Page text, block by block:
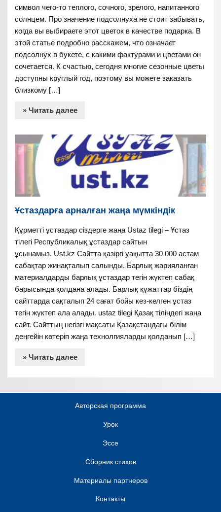
символ чего-то теплого, сочного, зрелого, напитанного
солнцем. Про значение подсолнуха не стоит забывать,
когда вы выбираете этот цветок в качестве подарка. В
этой статье подробно расскажем, что означает
подсолнух в букете, с какими фактурами и цветами он
сочетается. К счастью, сегодня многие сезонные цветы
доступны круглый год, поэтому вы можете заказать
близкому […]
» Читать далее
Ұстаздарға арналған жаңа мүмкіндік
Құрметті ұстаздар сіздерге жаңа Ustaz tilegi – Ұстаз
тілегі Республикалық ұстаздар сайтын
ұсынамыз. Ust.kz Сайтта қазіргі уақытта 30 000 астам
сабақтар жинақталып салынды. Барлық жарияланған
материалдарды барлық ұстаздар тегін жүктеп сабақ
барысында қолдана алады. Барлық құжаттар біздің
сайттарда сақталып 24 сағат бойы кез-келген ұстаз
тегін жүктеп ала алады. ustaz tilegi Қазақ тіліндегі жаңа
сайт. Сайттың негізгі мақсаты Қазақстандағы білім
деңгейін көтеріп жаңа технолгияларды қолданып […]
» Читать далее
Авторская программа
Урок
Эссе
Сборник стихов
Материалы партнеров
Контакты